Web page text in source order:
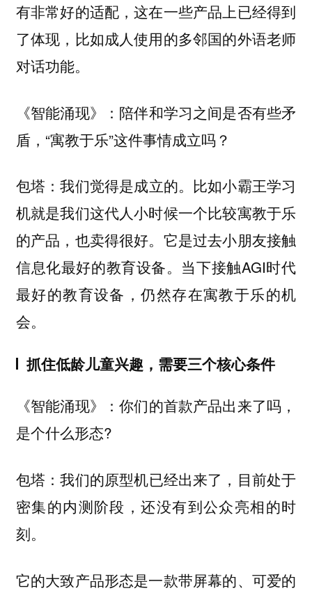
有非常好的适配，这在一些产品上已经得到
了体现，比如成人使用的多邻国的外语老师
对话功能。
《智能涌现》： 陪伴和学习之间是否有些矛
盾，“寓教于乐”这件事情成立吗？
包塔：我们觉得是成立的。比如小霸王学习
机就是我们这代人小时候一个比较寓教于乐
的产品，也卖得很好。它是过去小朋友接触
信息化最好的教育设备。当下接触AGI时代
最好的教育设备，仍然存在寓教于乐的机
会。
抓住低龄儿童兴趣，需要三个核心条件
《智能涌现》：你们的首款产品出来了吗，
是个什么形态?
包塔：我们的原型机已经出来了，目前处于
密集的内测阶段，还没有到公众亮相的时
刻。
它的大致产品形态是一款带屏幕的、可爱的